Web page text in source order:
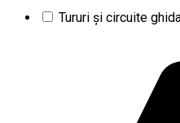
Tururi şi circuite